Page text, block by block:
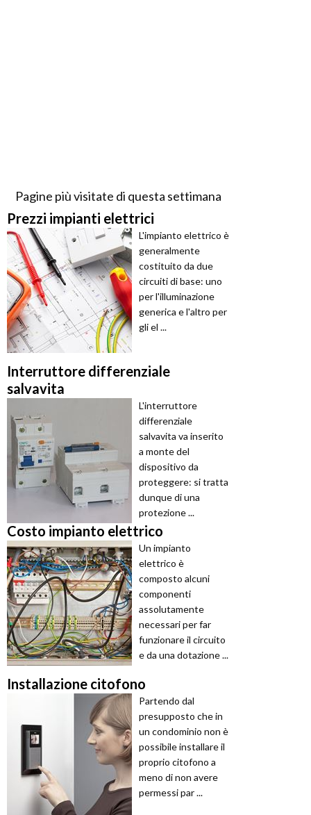
Pagine più visitate di questa settimana
Prezzi impianti elettrici
L'impianto elettrico è
generalmente
costituito da due
circuiti di base: uno
per l'illuminazione
generica e l'altro per
gli el ...
Interruttore differenziale
salvavita
L'interruttore
differenziale
salvavita va inserito
a monte del
dispositivo da
proteggere: si tratta
dunque di una
protezione ...
Costo impianto elettrico
Un impianto
elettrico è
composto alcuni
componenti
assolutamente
necessari per far
funzionare il circuito
e da una dotazione ...
Installazione citofono
Partendo dal
presupposto che in
un condominio non è
possibile installare il
proprio citofono a
meno di non avere
permessi par ...